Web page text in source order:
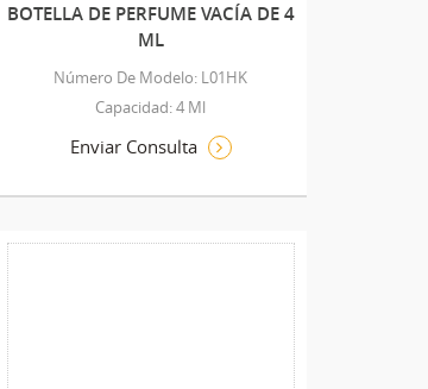
BOTELLA DE PERFUME VACÍA DE 4
ML
Número De Modelo: L01HK
Capacidad: 4 Ml
Enviar Consulta